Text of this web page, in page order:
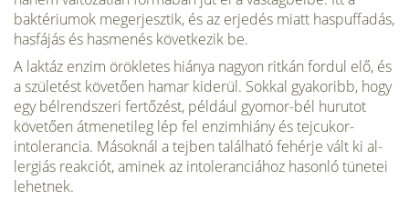
baktériumok megerjesztik, és az erjedés miatt haspuffadás,
hasfájás és hasmenés következik be.
A laktáz enzim örökletes hiánya nagyon ritkán fordul elő, és
a szü­letést követően hamar kiderül. Sokkal gyakoribb, hogy
egy bél­rendszeri fertőzést, például gyomor-bél hurutot
követően átmenetileg lép fel enzimhiány és tejcukor-
intolerancia. Másoknál a tejben található fehérje vált ki al­
lergiás reakciót, aminek az intole­ranciához hasonló tünetei
lehet­nek.